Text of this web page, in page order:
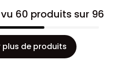
60 produits sur 96
plus de produits